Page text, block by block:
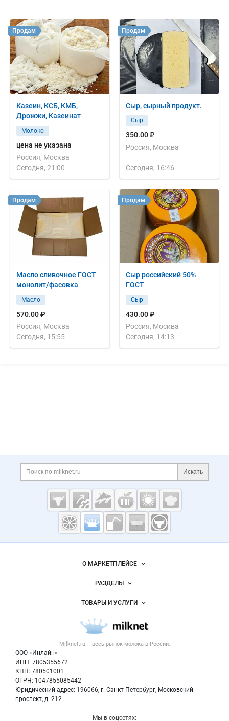
Казеин, КСБ, КМБ,
Дрожжи, Казеинат
Молоко
цена не указана
Россия, Москва
Сегодня, 21:00
Продам
Сыр, сырный продукт.
Сыр
350.00 ₽
Россия, Москва
Сегодня, 16:46
Продам
Масло сливочное ГОСТ
монолит/фасовка
Масло
570.00 ₽
Россия, Москва
Сегодня, 15:55
Продам
Сыр российский 50%
ГОСТ
Сыр
430.00 ₽
Россия, Москва
Сегодня, 14:13
Продам
Дополнительная информация
Поиск по сайту и
Искать
Cсылки на полезные проекты
Молочная
промышленность
Milknet.ru
Важные разделы и контакты
Milknet.ru – весь рынок молокав России.
ООО «Инлайн»
ИНН: 7805355672
КПП: 780501001
ОГРН: 1047855085442
Юридический адрес: 196066, г. Санкт-Петербург, Московский
проспект, д. 212
Навигация по сайтуО МАРКЕТПЛЕЙСЕ
Новости Milknet.ru
Размещение рекламы
Публичная оферта
Контактная информация
Политика обработки персональных данных
РАЗДЕЛЫ
Объявления
Новости рынка
ТОВАРЫ И УСЛУГИ
Молочная продукция
Вторичное сырье
Оборудование
Мы в соцсетях: